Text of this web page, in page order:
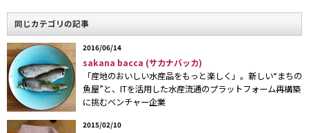
ームのキャラクター・ビジネスを展開する、（株）ブロッコリ
ー。
1Fの『でじこや』は、同社のオリジナルキャラクター「デ・ジ・
キャラット」を中心とした小中学校の女子児童向けのキャラクタ
ーショップで、福岡マツヤレディス6F・GEESTORE内の店舗に続
いて2店舗目。2Fは、TVアニメやゲームソフトから派生した
CD、DVD、玩具、書籍、各種グッズなどを総合的に扱う店舗
同じカテゴリの記事
2016/06/14
sakana bacca (サカナバッカ)
「産地のおいしい水産品をもっと楽しく」。新しい“まちの
魚屋”と、ITを活用した水産流通のプラットフォーム再構築
に挑むベンチャー企業
2015/02/10